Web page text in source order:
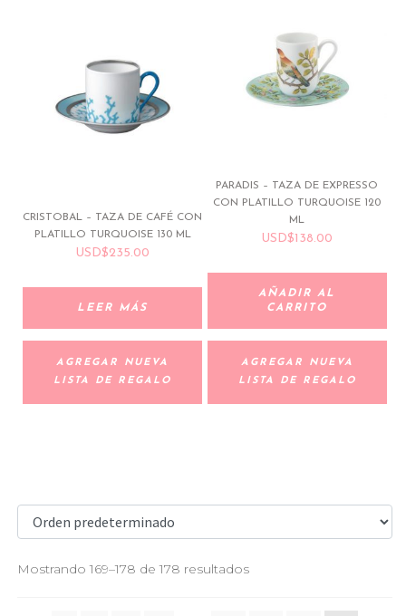
CRISTOBAL – TAZA DE CAFÉ CON
PLATILLO TURQUOISE 130 ML
USD$235.00
LEER MÁS
AGREGAR NUEVA
LISTA DE REGALO
PARADIS – TAZA DE EXPRESSO
CON PLATILLO TURQUOISE 120
ML
USD$138.00
AÑADIR AL
CARRITO
AGREGAR NUEVA
LISTA DE REGALO
Mostrando 169–178 de 178 resultados